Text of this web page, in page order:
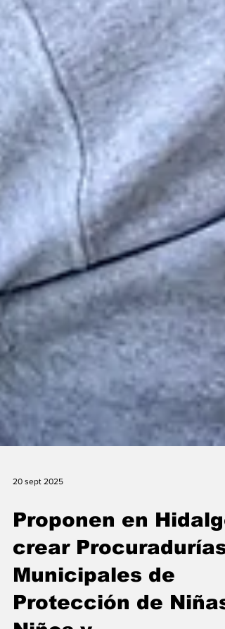
20 sept 2025
Proponen en
crear Procuradurías